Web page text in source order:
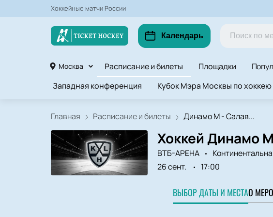
Хоккейные матчи России
Календарь
Москва Расписание и билеты Площадки
Западная конференция
Кубок Мэра Москвы по хоккею
Главная Расписание и билеты Динамо М - Салав...
Хоккей Динамо
ВТБ-АРЕНА
26 сент.
17:00
ВЫБОР ДАТЫ И МЕСТАО